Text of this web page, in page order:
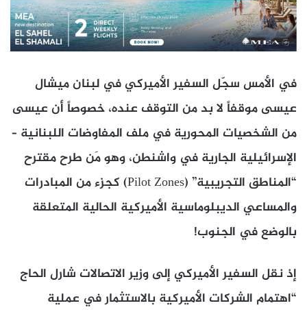
في الأمس سجّل السفير الأميركي في لبنان ميشال
عيسى موقفاً لا بد من التوقف عنده، خصوصاً أن عيسى
من الشخصيات المحورية في ملف المفاوضات اللبنانية –
الإسرائيلية الجارية في واشنطن، وهو مَن طرح مقترح
“المناطق التجريبية” (Pilot Zones) كجزء من المبادرات
والمساعي الديبلوماسية الأميركية الحالية المتعلقة
بالوضع في الجنوب!
إذ نقل السفير الأميركي إلى وزير الاتصالات شارل الحاج
“اهتمام الشركات الأميركية بالاستثمار في عملية